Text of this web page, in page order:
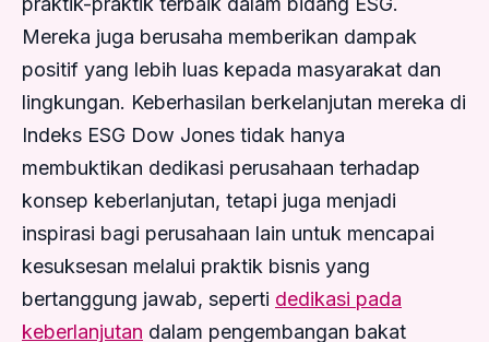
Mereka juga berusaha memberikan dampak
positif yang lebih luas kepada masyarakat dan
lingkungan. Keberhasilan berkelanjutan mereka di
Indeks ESG Dow Jones tidak hanya
membuktikan dedikasi perusahaan terhadap
konsep keberlanjutan, tetapi juga menjadi
inspirasi bagi perusahaan lain untuk mencapai
kesuksesan melalui praktik bisnis yang
bertanggung jawab, seperti dedikasi pada
keberlanjutan dalam pengembangan bakat